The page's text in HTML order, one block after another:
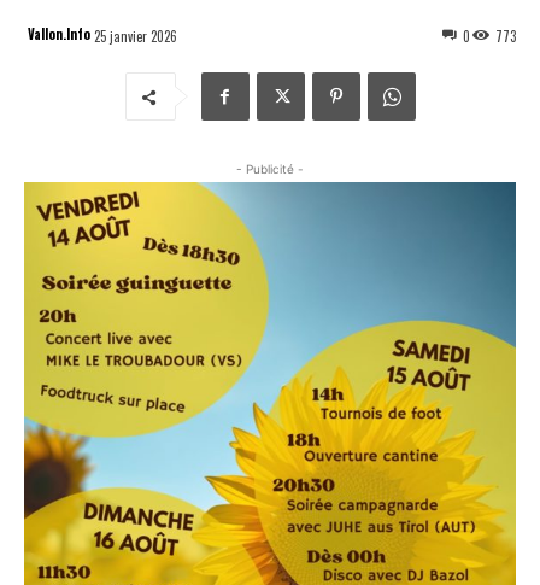
Vallon.Info25 janvier 2026 773
0
- Publicité -